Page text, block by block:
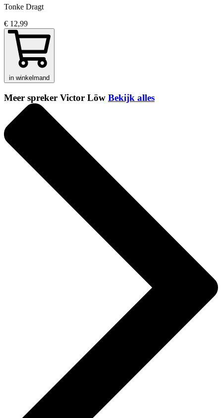
Tonke Dragt
€ 12,99
in winkelmand
Meer spreker Victor Löw Bekijk alles